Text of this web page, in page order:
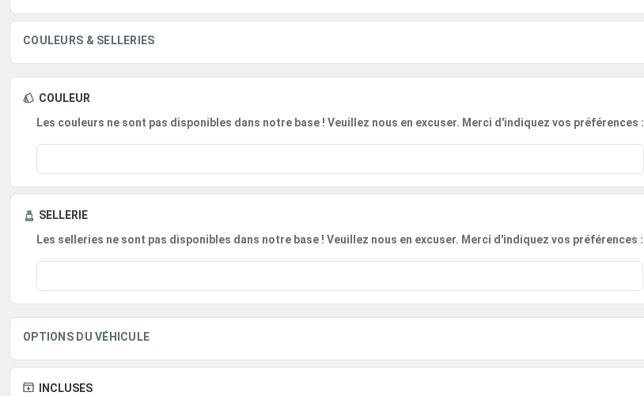
COULEURS & SELLERIES
COULEUR
Les couleurs ne sont pas disponibles dans notre base ! Veuillez nous en excuser. Merci d'indiquez vos préférences :
SELLERIE
Les selleries ne sont pas disponibles dans notre base ! Veuillez nous en excuser. Merci d'indiquez vos préférences :
OPTIONS DU VÉHICULE
INCLUSES